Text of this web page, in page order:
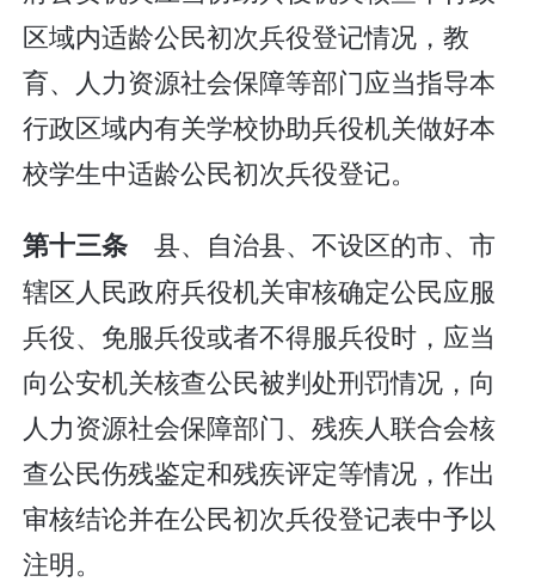
区域内适龄公民初次兵役登记情况，教
育、人力资源社会保障等部门应当指导本
行政区域内有关学校协助兵役机关做好本
校学生中适龄公民初次兵役登记。
第十三条县、自治县、不设区的市、市
辖区人民政府兵役机关审核确定公民应服
兵役、免服兵役或者不得服兵役时，应当
向公安机关核查公民被判处刑罚情况，向
人力资源社会保障部门、残疾人联合会核
查公民伤残鉴定和残疾评定等情况，作出
审核结论并在公民初次兵役登记表中予以
注明。